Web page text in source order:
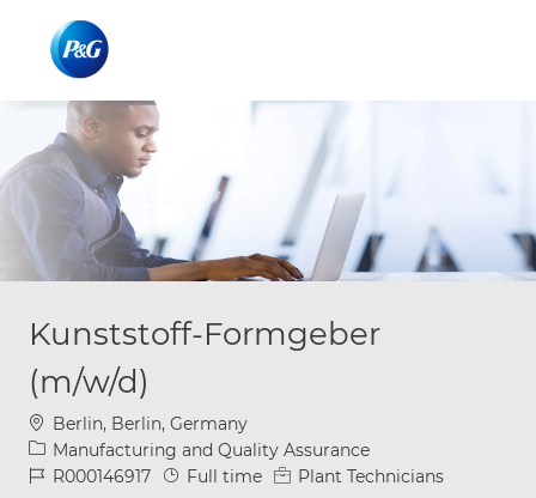
Kunststoff-Formgeber
(m/w/d)
Location
Berlin, Berlin, Germany
Category
Manufacturing and Quality Assurance
Job IdR000146917 Job Type
Full time Plant Technicians